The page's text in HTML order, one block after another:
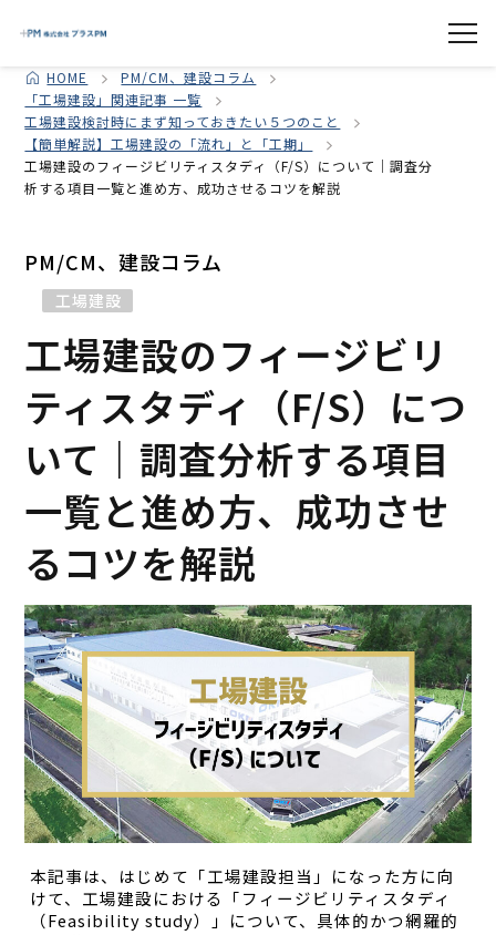
HOME
PM/CM、建設コラム
「工場建設」関連記事 一覧
工場建設検討時にまず知っておきたい５つのこと
【簡単解説】工場建設の「流れ」と「工期」
工場建設のフィージビリティスタディ（F/S）について｜調査分
析する項目一覧と進め方、成功させるコツを解説
PM/CM、建設コラム
工場建設
工場建設のフィージビリ
ティスタディ（F/S）につ
いて｜調査分析する項目
一覧と進め方、成功させ
るコツを解説
本記事は、はじめて「工場建設担当」になった方に向
けて、工場建設における「フィージビリティスタディ
（Feasibility study）」について、具体的かつ網羅的